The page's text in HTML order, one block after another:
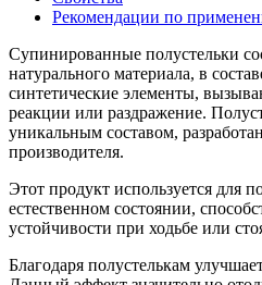
Рекомендации по
Супинированные полустельки
натурального материала, в
синтетические элементы,
реакции или раздражение.
уникальным составом,
производителя.
Этот продукт используется для
естественном состоянии,
устойчивости при ходьбе или
Благодаря полустелькам